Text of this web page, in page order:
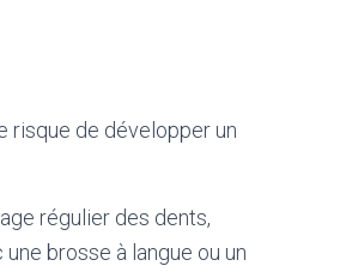
risque de développer un
régulier des dents,
brosse à langue ou un